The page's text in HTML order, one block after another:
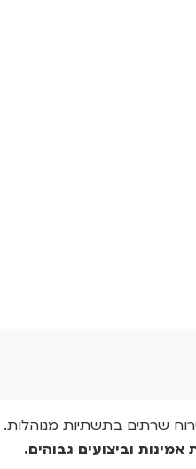
שרתים בתשתיות מנוהלות.
וביצועים גבוהים.